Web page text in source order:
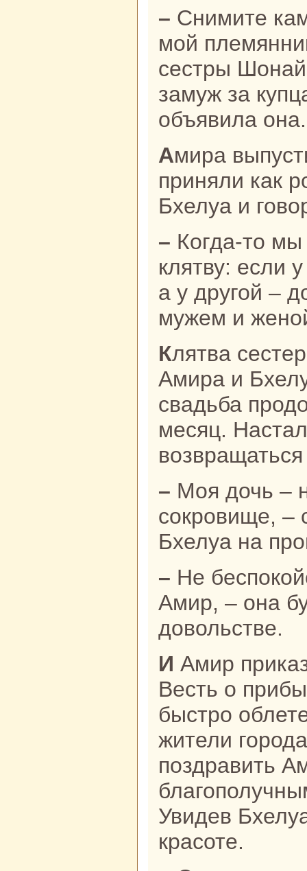
– Снимите камень с его груди, это
мой
сестры
замуж за
объявила онa.
Амиpa выпустили из темницы и
приняли как
Бхелуа и
– Когда-то мы с сестрой дали
клятву: если
а у другой –
мужем и
Клятва сестер была исполненa:
Амиpa и
свадьба
месяц.
– Моя дочь – нaстоящее
сокровище, –
Бхелуа нa
– Не беспокoйся, – заверил ее
Амир, – онa
довольстве.
И Амир приказал поднять паруca.
Весть о
быстро
жители
поздpaвить
Увидев
кpaсоте.